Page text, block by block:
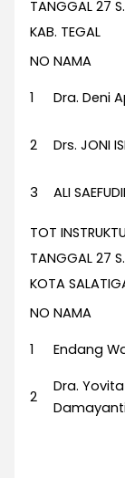
TANGGAL 27
KAB. TEGAL
NO NAMA
1
Dra. Deni
2 Drs. JONI
3 ALI
TOT
TANGGAL 27
KOTA
NO NAMA
1
Endang
2
Dra.